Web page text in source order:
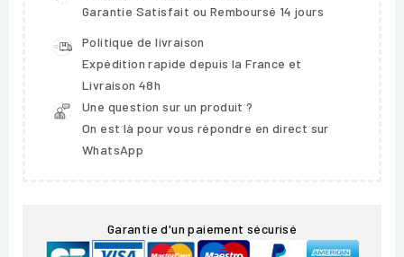
Garantie Satisfait ou Remboursé 14 jours
Politique de livraison
Expédition rapide depuis la France et
Livraison 48h
Une question sur un produit ?
On est là pour vous répondre en direct sur
WhatsApp
Garantie d'un paiement sécurisé